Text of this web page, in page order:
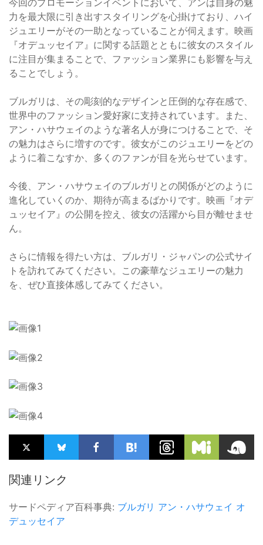
今回のプロモーションイベントにおいて、アンは自身の魅
力を最大限に引き出すスタイリングを心掛けており、ハイ
ジュエリーがその一助となっていることが伺えます。映画
『オデュッセイア』に関する話題とともに彼女のスタイル
に注目が集まることで、ファッション業界にも影響を与え
ることでしょう。
ブルガリは、その彫刻的なデザインと圧倒的な存在感で、
世界中のファッション愛好家に支持されています。また、
アン・ハサウェイのような著名人が身につけることで、そ
の魅力はさらに増すのです。彼女がこのジュエリーをどの
ように着こなすか、多くのファンが目を光らせています。
今後、アン・ハサウェイのブルガリとの関係がどのように
進化していくのか、期待が高まるばかりです。映画『オデ
ュッセイア』の公開を控え、彼女の活躍から目が離せませ
ん。
さらに情報を得たい方は、ブルガリ・ジャパンの公式サイ
トを訪れてみてください。この豪華なジュエリーの魅力
を、ぜひ直接体感してみてください。
関連リンク
サードペディア百科事典: ブルガリ アン・ハサウェイ オ
デュッセイア